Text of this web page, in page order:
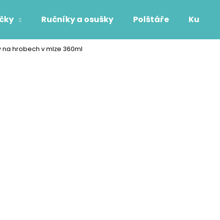
Ručníky a osušky Polštáře
hrobech v mlze 360ml
Co potřebujete najít?